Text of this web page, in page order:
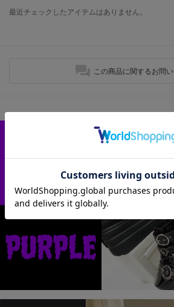
最近チェックしたアイテムはありません。
この商品に関するお問